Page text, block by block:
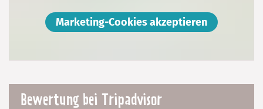
Marketing-Cookies akzeptieren
Bewertung bei Tripadvisor